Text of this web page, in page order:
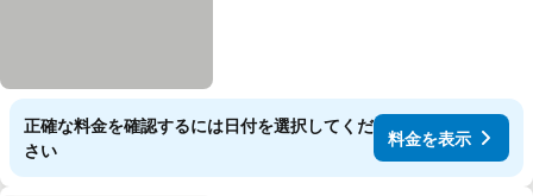
正確な料金を確認するには日付を選択してくだ
さい
料金を表示